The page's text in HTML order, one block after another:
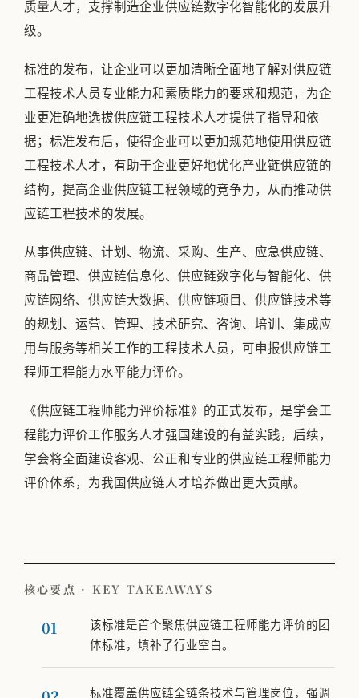
质量人才，支撑制造企业供应链数字化智能化的发展升
级。
标准的发布，让企业可以更加清晰全面地了解对供应链
工程技术人员专业能力和素质能力的要求和规范，为企
业更准确地选拔供应链工程技术人才提供了指导和依
据；标准发布后，使得企业可以更加规范地使用供应链
工程技术人才，有助于企业更好地优化产业链供应链的
结构，提高企业供应链工程领域的竞争力，从而推动供
应链工程技术的发展。
从事供应链、计划、物流、采购、生产、应急供应链、
商品管理、供应链信息化、供应链数字化与智能化、供
应链网络、供应链大数据、供应链项目、供应链技术等
的规划、运营、管理、技术研究、咨询、培训、集成应
用与服务等相关工作的工程技术人员，可申报供应链工
程师工程能力水平能力评价。
《供应链工程师能力评价标准》的正式发布，是学会工
程能力评价工作服务人才强国建设的有益实践，后续，
学会将全面建设客观、公正和专业的供应链工程师能力
评价体系，为我国供应链人才培养做出更大贡献。
核心要点 · KEY TAKEAWAYS
该标准是首个聚焦供应链工程师能力评价的团
体标准，填补了行业空白。
标准覆盖供应链全链条技术与管理岗位，强调